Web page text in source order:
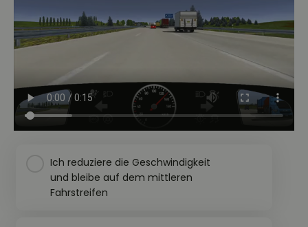
Ich reduziere die Geschwindigkeit
und bleibe auf dem mittleren
Fahrstreifen